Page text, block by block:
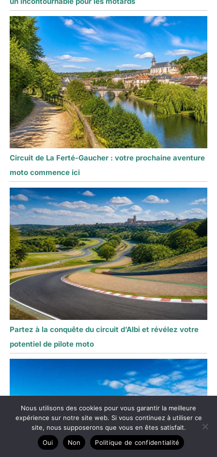
Circuit de La Ferté-Gaucher : votre prochaine aventure
moto commence ici
Partez à la conquête du circuit d’Albi et révélez votre
potentiel de pilote moto
Nous utilisons des cookies pour vous garantir la meilleure
expérience sur notre site web. Si vous continuez à utiliser ce
site, nous supposerons que vous en êtes satisfait.
Oui
Non Politique de confidentialité